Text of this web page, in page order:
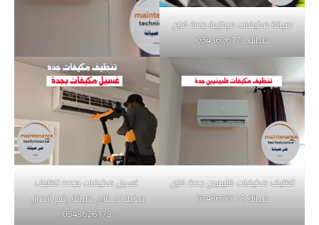
صيانة مكيفات مركزية جدة فنى
صيانة 0543626173
تنظيف مكيفات فلبينيين جدة فنى
صيانة 0543626173
غسيل مكيفات بجده تنظيف
مكيفات فنى صيانة رقم اتصال
0543626173